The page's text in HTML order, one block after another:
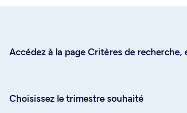
Accédez à la page Critères de recherche,
Choisissez le trimestre souhaité